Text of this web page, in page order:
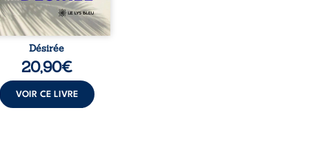
Désirée
20,90€
VOIR CE LIVRE